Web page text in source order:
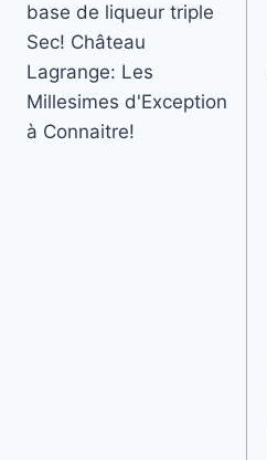
base de liqueur triple
Sec! Château
Lagrange: Les
Millesimes d'Exception
à Connaitre!